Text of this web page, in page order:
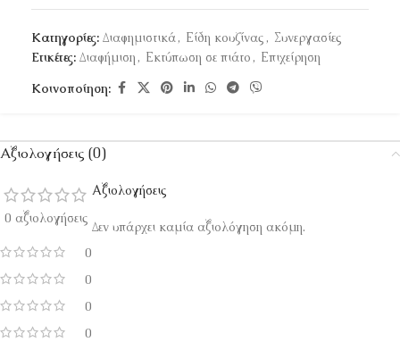
Κατηγορίες: Διαφημιστικά, Είδη κουζίνας , Συνεργασίες
Ετικέτες: Διαφήμιση , Εκτύπωση σε πιάτο , Επιχείρηση
Κοινοποίηση:
Αξιολογήσεις (0)
0 αξιολογήσεις
0
0
0
0
Αξιολογήσεις
Δεν υπάρχει καμία αξιολόγηση ακόμη.